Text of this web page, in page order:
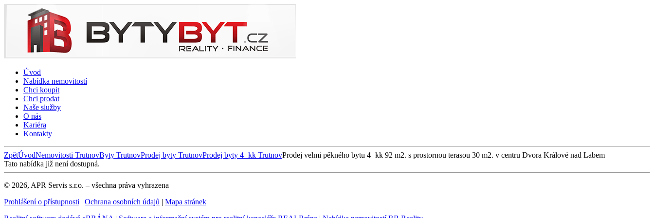
Úvod
Nabídka nemovitostí
Chci koupit
Chci prodat
Naše služby
O nás
Kariéra
Kontakty
ZpětÚvodNemovitosti TrutnovByty TrutnovProdej byty TrutnovProdej byty 4+kk TrutnovProdej velmi pěkného bytu 4+kk 92 m2. s prostornou terasou 30 m2. v centru Dvora Králové nad Labem
Tato nabídka již není dostupná.
© 2026, APR Servis s.r.o. – všechna práva vyhrazena
Prohlášení o přístupnosti | Ochrana osobních údajů | Mapa stránek